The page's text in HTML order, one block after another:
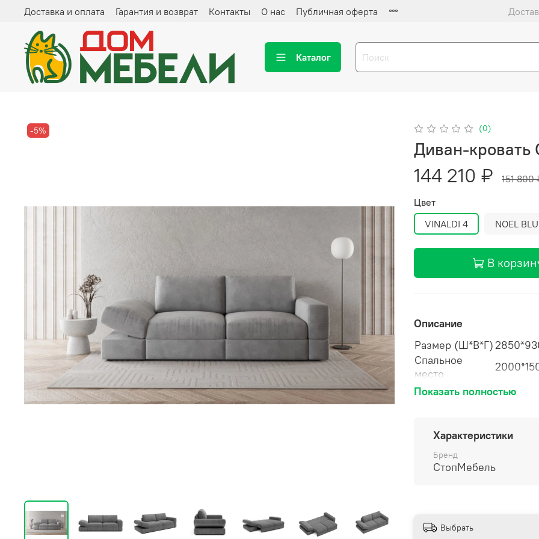
Доставка и оплата Гарантия и возврат Контакты О нас Публичная оферта
Каталог
-5% (0)
Диван-
144 210 ₽
151 800
Цвет
VINALDI 4
NOEL
В
Описание
Размер (Ш*В*Г)
Спальное
место
Особенности
каркаса
сетки
Механизм
Показать полностью
Характеристики
Бренд
СтопМебель
Выбрать